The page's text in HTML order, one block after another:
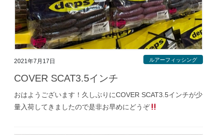
2021年7月17日 ルアーフィッシング
COVER SCAT3.5インチ
おはようございます！久しぶりにCOVER SCAT3.5インチが少
量入荷してきましたので是非お早めにどうぞ